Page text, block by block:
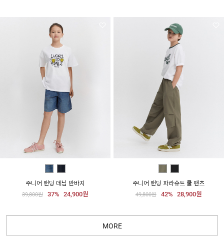
주니어 밴딩 데님 반바지
39,800원 37% 24,900원
주니어 밴딩 파라슈트 쿨 팬츠
49,800원 42% 28,900원
MORE